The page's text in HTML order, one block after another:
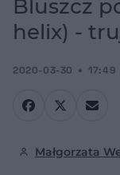
Bluszcz
helix) -
2020-03-30 17:49
Małgorzata